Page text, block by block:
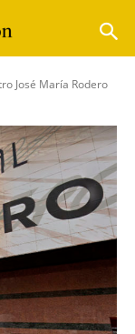
José María Rodero